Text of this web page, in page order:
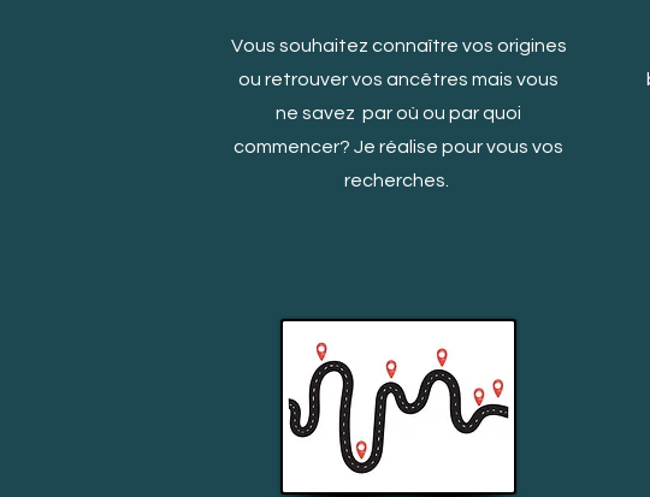
Vous souhaitez connaître vos origines
ou retrouver vos ancêtres mais vous
ne savez par où ou par quoi
commencer? Je réalise pour vous vos
recherches.